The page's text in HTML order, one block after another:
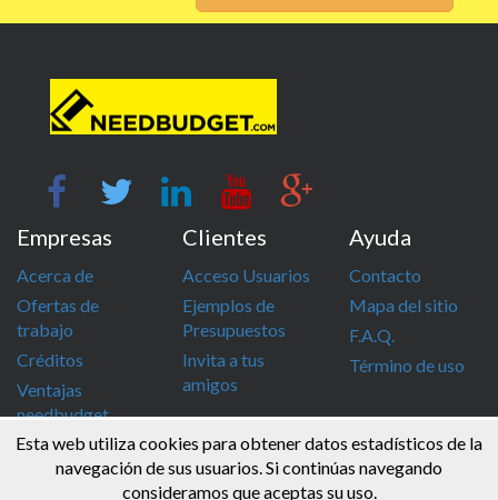
Esta web utiliza cookies para obtener datos estadísticos de la
navegación de sus usuarios. Si continúas navegando
consideramos que aceptas su uso.
Empresas
Acerca de
Ofertas de
trabajo
Créditos
Ventajas
needbudget
Clientes
Acceso Usuarios
Ejemplos de
Presupuestos
Invita a tus
amigos
Ayuda
Contacto
Mapa del sitio
F.A.Q.
Término de uso
info@needbudget.com
968 862 247